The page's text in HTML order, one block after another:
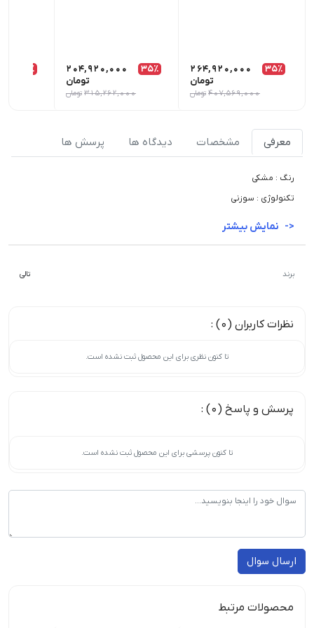
35٪
264,920,000
تومان
407,569,000 تومان
35٪
204,920,000
تومان
315,262,000 تومان
35٪
معرفی مشخصات دیدگاه ها پرسش ها
رنگ : مشکی
تکنولوژی : سوزنی
برند تالی
نظرات کاربران (0) :
تا کنون نظری برای این محصول ثبت نشده است.
پرسش و پاسخ (0) :
تا کنون پرسشی برای این محصول ثبت نشده است.
ارسال سوال
محصولات مرتبط